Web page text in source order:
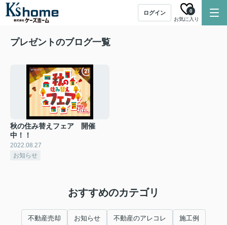
ログイン
お気に入り
0
プレゼントのブログ一覧
秋の住み替えフェア 開催
中！！
2022.08.27
お知らせ
おすすめのカテゴリ
不動産売却 お知らせ 不動産のアレコレ 施工例